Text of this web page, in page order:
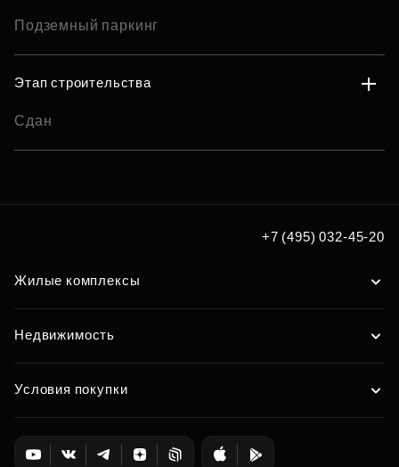
Подземный паркинг
Этап строительства
Сдан
+7 (495) 032-45-20
Жилые комплексы
Недвижимость
Условия покупки